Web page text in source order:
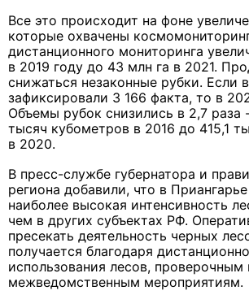
Все это происходит на фоне
которые охвачены
дистанционного мониторинга
в 2019 году до 43 млн га в 2021.
снижаться незаконные рубки. Если
зафиксировали 3 166 факта, то в
Объемы рубок снизились в 2,7 раза
тысяч кубометров в 2016 до 415,1
в 2020.
В пресс-службе губернатора и
региона добавили, что в
наиболее высокая интенсивность
чем в других субъектах РФ.
пресекать деятельность черных
получается благодаря
использования лесов, проверочным
межведомственным мероприятиям.